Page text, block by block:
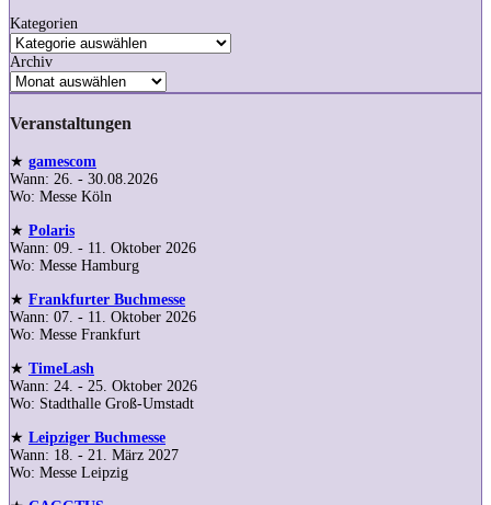
Kategorien
Archiv
Veranstaltungen
★ gamescom
Wann: 26. - 30.08.2026
Wo: Messe Köln
★ Polaris
Wann: 09. - 11. Oktober 2026
Wo: Messe Hamburg
★ Frankfurter Buchmesse
Wann: 07. - 11. Oktober 2026
Wo: Messe Frankfurt
★ TimeLash
Wann: 24. - 25. Oktober 2026
Wo: Stadthalle Groß-Umstadt
★ Leipziger Buchmesse
Wann: 18. - 21. März 2027
Wo: Messe Leipzig